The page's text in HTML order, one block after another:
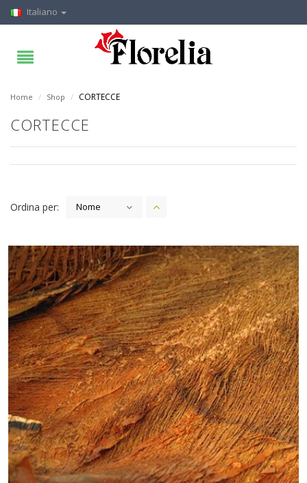
Italiano
Home / Shop / CORTECCE
CORTECCE
Ordina per: Nome